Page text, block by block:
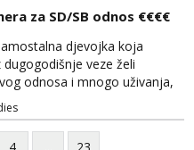
za SD/SB odnos €€€€
djevojka koja
dugogodišnje veze želi
odnosa i mnogo uživanja,
i putovanja. Moguća i
ako nam se interesi
senzualnosti i lijepe